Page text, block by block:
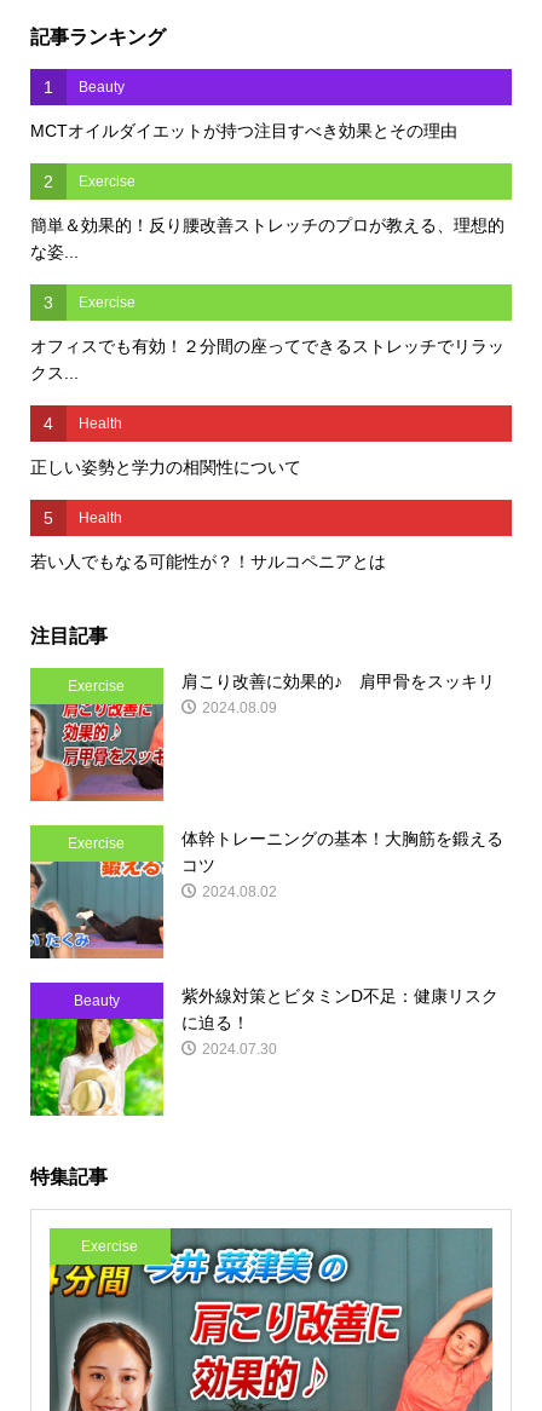
記事ランキング
1 Beauty
MCTオイルダイエットが持つ注目すべき効果とその理由
2 Exercise
簡単＆効果的！反り腰改善ストレッチのプロが教える、理想的
な姿...
3 Exercise
オフィスでも有効！２分間の座ってできるストレッチでリラッ
クス...
4 Health
正しい姿勢と学力の相関性について
5 Health
若い人でもなる可能性が？！サルコペニアとは
注目記事
Exercise 肩こり改善に効果的♪ 肩甲骨をスッキリ
2024.08.09
Exercise
体幹トレーニングの基本！大胸筋を鍛える
コツ
2024.08.02
Beauty
紫外線対策とビタミンD不足：健康リスク
に迫る！
2024.07.30
特集記事
Exercise